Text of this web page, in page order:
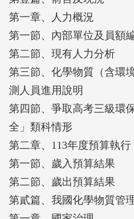
第一章、人力概況
第一節、內部單位及員額
第二節、現有人力分析
第三節、化學物質（含環
測人員進用說明
第四節、爭取高考三級環
全」類科情形
第二章、113年度預算執行
第一節、歲入預算結果
第二節、歲出預算結果
第貳篇、我國化學物質管